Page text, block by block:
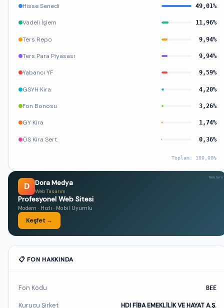
Hisse Senedi 49,01%
Vadeli İşlem 11,96%
Ters Repo 9,94%
Ters Para Piyasası 9,94%
Yabancı YF 9,59%
GSYH Kira 4,20%
Fon Bonosu 3,26%
GY Kira 1,74%
ÖS Kira Sert. 0,36%
Toplam: 100,00%
D Dora Medya
Web Tasarım
Profesyonel Web Sitesi
Modern · Hızlı · Mobil Uyumlu
Keşfet →
Reklam
📋 FON HAKKINDA
Fon Kodu BEE
Kurucu Şirket HDI FİBA EMEKLİLİK VE HAYAT A.Ş.